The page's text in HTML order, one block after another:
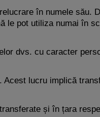
în numele său.
le pot utiliza numai în
dvs. cu caracter
lucru implică
și în țara